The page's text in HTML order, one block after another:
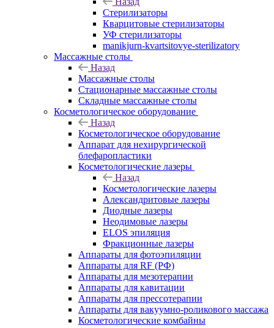
Стерилизаторы
Кварцитовые стерилизаторы
УФ стерилизаторы
manikjurn-kvartsitovye-sterilizatory
Массажные столы
Назад
Массажные столы
Стационарные массажные столы
Складные массажные столы
Косметологическое оборудование
Назад
Косметологическое оборудование
Аппарат для нехирургической
блефаропластики
Косметологические лазеры
Назад
Косметологические лазеры
Александритовые лазеры
Диодные лазеры
Неодимовые лазеры
ELOS эпиляция
Фракционные лазеры
Аппараты для фотоэпиляции
Аппараты для RF (РФ)
Аппараты для мезотерапии
Аппараты для кавитации
Аппараты для прессотерапии
Аппараты для вакуумно-роликового массажа
Косметологические комбайны